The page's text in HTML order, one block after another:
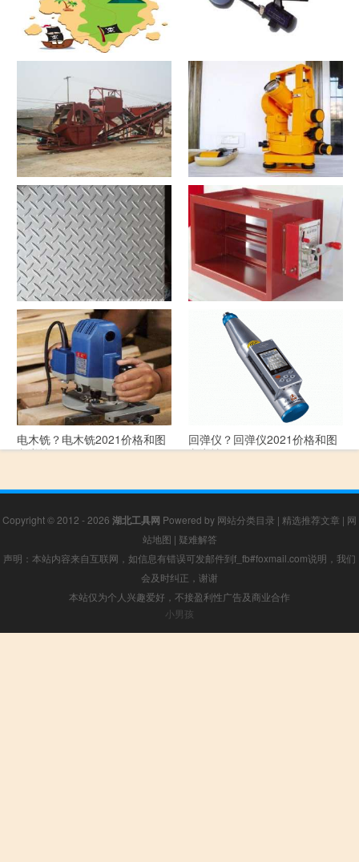
寻宝？寻宝2021价格和图文详
探测器？探测器2021价格和图
文详情
洗沙机？洗沙机2021价格和图
文详情
经纬仪？经纬仪2021价格和图
文详情
花纹板？花纹板2021价格和图
文详情
排烟阀？排烟阀2021价格和图
电木铣？电木铣2021价格和图
文详情
回弹仪？回弹仪2021价格和图
文详情
Copyright © 2012 - 2026 湖北工具网 Powered by 网站分类目录 | 精选推荐文章 | 网
站地图 | 疑难解答
声明：本站内容来自互联网，如信息有错误可发邮件到f_fb#foxmail.com说明，我们
会及时纠正，谢谢
本站仅为个人兴趣爱好，不接盈利性广告及商业合作
小男孩